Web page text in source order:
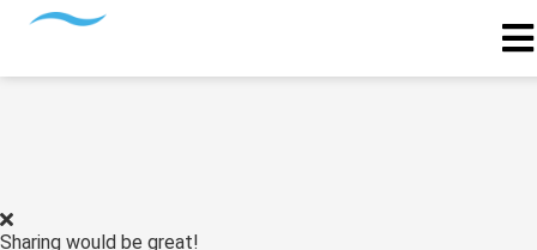
Sharing would be great!